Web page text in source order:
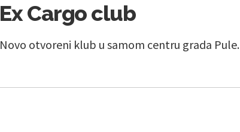
Ex Cargo club
Novo otvoreni klub u samom centru grada Pule.